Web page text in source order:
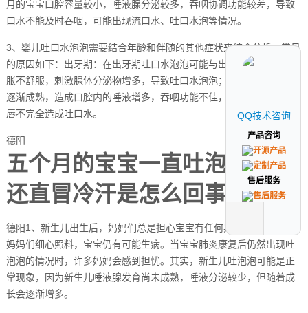
月的宝宝口腔容量较小，唾液腺分泌较多，吞咽协调功能较差，导致
口水不能及时吞咽，可能出现流口水、吐口水泡等情况。
3、婴儿吐口水泡泡需要结合年龄和伴随的其他症状来综合分析，常见
的原因如下：出牙期：在出牙期吐口水泡泡可能与出牙有关，牙龈肿
胀不舒服，刺激腺体分泌物增多，导致吐口水泡泡；或是唾液腺发育
逐渐成熟，造成口腔内的唾液增多，吞咽功能不佳，口腔比较浅，闭
唇不完全造成吐口水。
德阳
五个月的宝宝一直吐泡泡,头部
还直冒冷汗是怎么回事
德阳1、新生儿出生后，妈妈们总是担心宝宝有任何异常。然而，即使
妈妈们细心照料，宝宝仍有可能生病。当宝宝肺炎康复后仍然出现吐
泡泡的情况时，许多妈妈会感到担忧。其实，新生儿吐泡泡可能是正
常现象，因为新生儿唾液腺发育尚未成熟，唾液分泌较少，但随着成
长会逐渐增多。
QQ技术咨询
产品咨询
售后服务
QQ技术咨询
产品咨询
售后服务